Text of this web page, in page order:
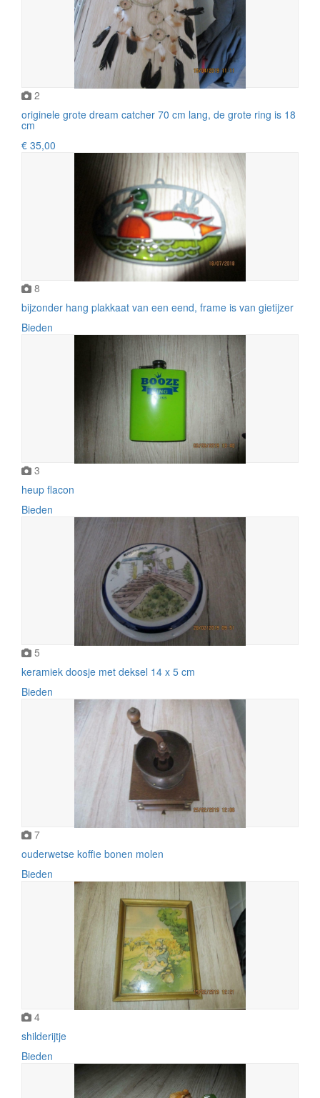
2
originele grote dream catcher 70 cm lang, de grote ring is 18
cm
€ 35,00
8
bijzonder hang plakkaat van een eend, frame is van gietijzer
Bieden
3
heup flacon
Bieden
5
keramiek doosje met deksel 14 x 5 cm
Bieden
7
ouderwetse koffie bonen molen
Bieden
4
shilderijtje
Bieden